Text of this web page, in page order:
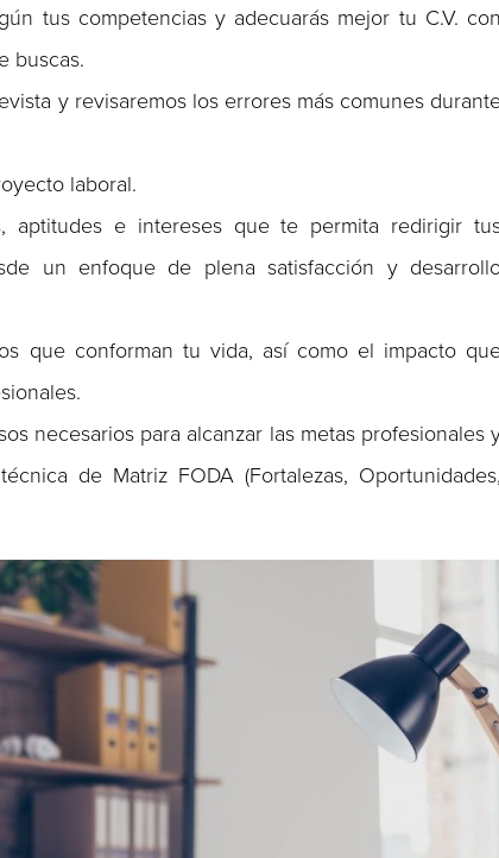
tus competencias y adecuarás mejor tu C.V.
buscas.
y revisaremos los errores más comunes
laboral.
aptitudes e intereses que te permita redirigir
un enfoque de plena satisfacción y
que conforman tu vida, así como el impacto
necesarios para alcanzar las metas profesionales
de Matriz FODA (Fortalezas,